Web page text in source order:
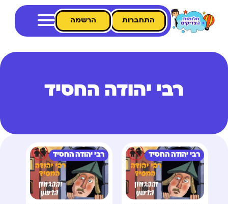
התחברות הרשמה
רבי יהודה החסיד
רבי יהודה החסיד רבי יהודה החסיד